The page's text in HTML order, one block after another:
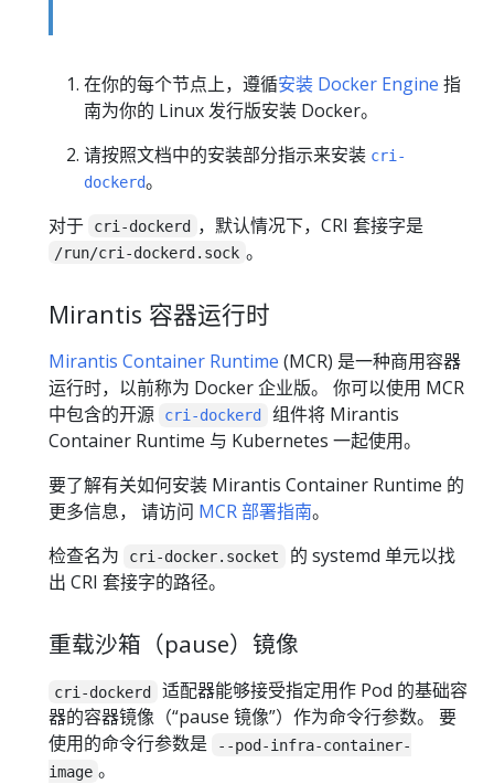
在你的每个节点上，遵循安装 Docker Engine 指
南为你的 Linux 发行版安装 Docker。
请按照文档中的安装部分指示来安装 cri-
dockerd。
对于
cri-dockerd ，默认情况下，CRI 套接字是
/run/cri-dockerd.sock 。
Mirantis 容器运行时
Mirantis Container Runtime (MCR) 是一种商用容器
运行时，以前称为 Docker 企业版。 你可以使用 MCR
中包含的开源
cri-dockerd
组件将 Mirantis
Container Runtime 与 Kubernetes 一起使用。
要了解有关如何安装 Mirantis Container Runtime 的
更多信息， 请访问 MCR 部署指南。
检查名为
cri-docker.socket
的 systemd 单元以找
出 CRI 套接字的路径。
重载沙箱（pause）镜像
cri-dockerd
适配器能够接受指定用作 Pod 的基础容
器的容器镜像（“pause 镜像”）作为命令行参数。 要
使用的命令行参数是
--pod-infra-container-
image 。